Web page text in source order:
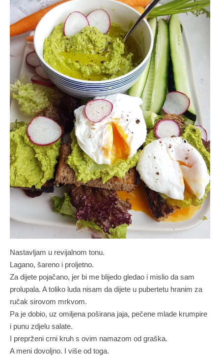
Nastavljam u revijalnom tonu.
Lagano, šareno i proljetno.
Za dijete pojačano, jer bi me blijedo gledao i mislio da sam
prolupala. A toliko luda nisam da dijete u pubertetu hranim za
ručak sirovom mrkvom.
Pa je dobio, uz omiljena poširana jaja, pečene mlade krumpire
i punu zdjelu salate.
I preprženi crni kruh s ovim namazom od graška.
A meni dovoljno. I više od toga.